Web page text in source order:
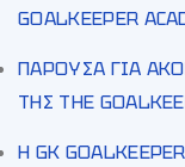
GOALKEEPER
ΠΑΡΟΥΣΑ ΓΙΑ
ΤΗΣ THE
Η GK